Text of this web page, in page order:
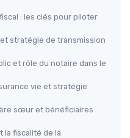
: les clés pour piloter
stratégie de transmission
et rôle du notaire dans le
vie et stratégie
sœur et bénéficiaires
la fiscalité de la